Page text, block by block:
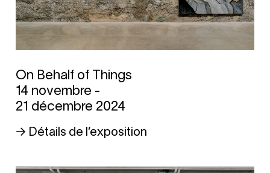
On Behalf of Things
14 novembre -
21 décembre 2024
→ Détails de l’exposition